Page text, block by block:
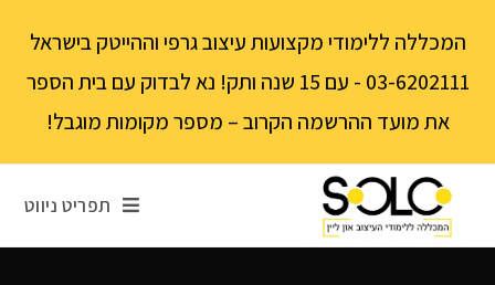
המכללה ללימודי מקצועות עיצוב גרפי וההייטק בישראל
03-6202111 - עם 15 שנה ותק! נא לבדוק עם בית הספר
את מועד ההרשמה הקרוב – מספר מקומות מוגבל!
תפריט ניווט